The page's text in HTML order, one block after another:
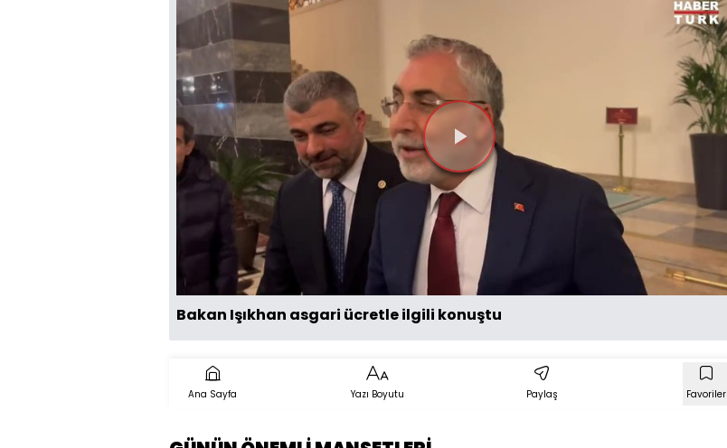
Videoyu
Oynat
Bakan Işıkhan asgari ücretle ilgili konuştu
Ana Sayfa Yazı Boyutu Paylaş Favoriler